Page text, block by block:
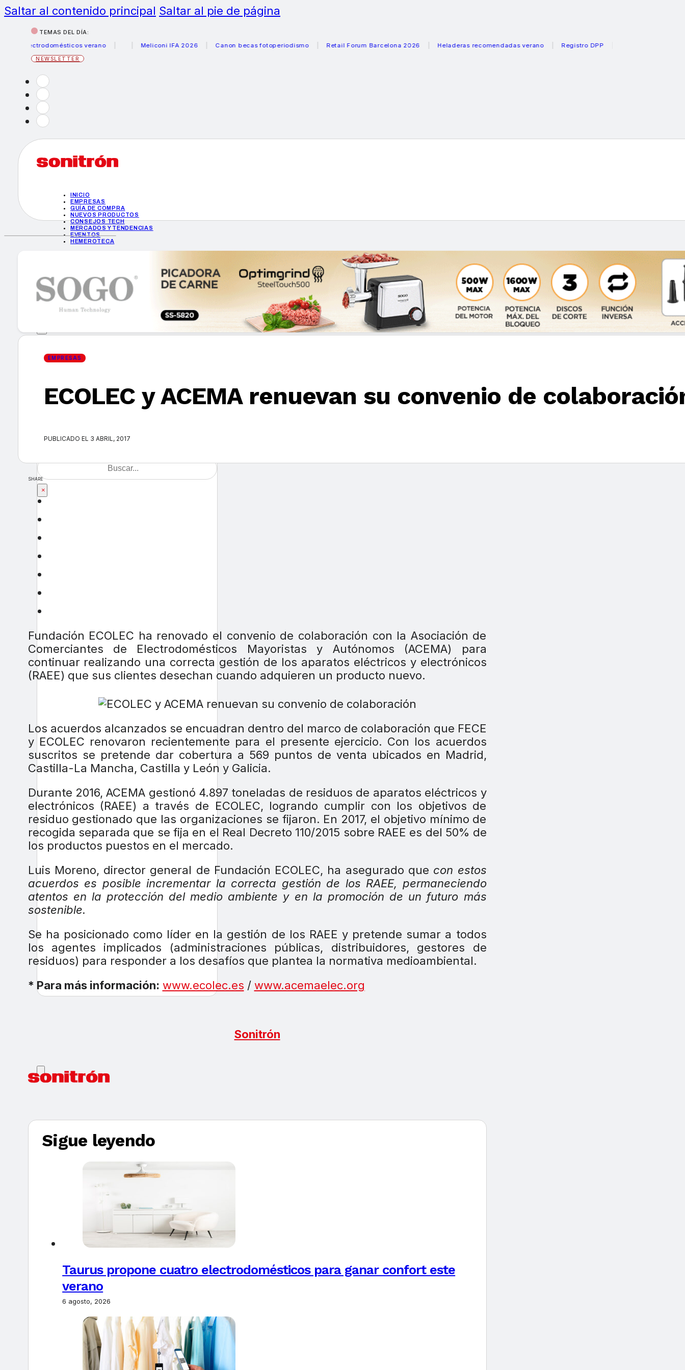
Saltar al contenido principal Saltar al pie de página
TEMAS DEL DÍA:
verano
Meliconi IFA 2026 Canon becas fotoperiodismo Retail Forum Barcelona 2026 Heladeras recomendadas verano Registro DPP
NEWSLETTER
INICIO
EMPRESAS
GUÍA DE COMPRA
NUEVOS PRODUCTOS
CONSEJOS TECH
MERCADOS Y TENDENCIAS
EVENTOS
HEMEROTECA
GUÍA DE COMPRA
NUEVOS PRODUCTOS
CONSEJOS TECH
MERCADOS Y TENDENCIAS
HEMEROTECA
Encuentra tu noticia
×
EMPRESAS
ECOLEC y ACEMA renuevan su convenio de
PUBLICADO EL 3 ABRIL, 2017
SHARE
Fundación ECOLEC ha renovado el convenio de colaboración con la Asociación de
Comerciantes de Electrodomésticos Mayoristas y Autónomos (ACEMA) para
continuar realizando una correcta gestión de los aparatos eléctricos y electrónicos
(RAEE) que sus clientes desechan cuando adquieren un producto nuevo.
Los acuerdos alcanzados se encuadran dentro del marco de colaboración que FECE
y ECOLEC renovaron recientemente para el presente ejercicio. Con los acuerdos
suscritos se pretende dar cobertura a 569 puntos de venta ubicados en Madrid,
Castilla-La Mancha, Castilla y León y Galicia.
Durante 2016, ACEMA gestionó 4.897 toneladas de residuos de aparatos eléctricos y
electrónicos (RAEE) a través de ECOLEC, logrando cumplir con los objetivos de
residuo gestionado que las organizaciones se fijaron. En 2017, el objetivo mínimo de
recogida separada que se fija en el Real Decreto 110/2015 sobre RAEE es del 50% de
los productos puestos en el mercado.
Luis Moreno, director general de Fundación ECOLEC, ha asegurado que con estos
acuerdos es posible incrementar la correcta gestión de los RAEE, permaneciendo
atentos en la protección del medio ambiente y en la promoción de un futuro más
sostenible.
Se ha posicionado como líder en la gestión de los RAEE y pretende sumar a todos
los agentes implicados (administraciones públicas, distribuidores, gestores de
residuos) para responder a los desafíos que plantea la normativa medioambiental.
* Para más información: www.ecolec.es / www.acemaelec.org
Sonitrón
Sigue leyendo
Taurus propone cuatro electrodomésticos para ganar confort este
verano
6 agosto, 2026